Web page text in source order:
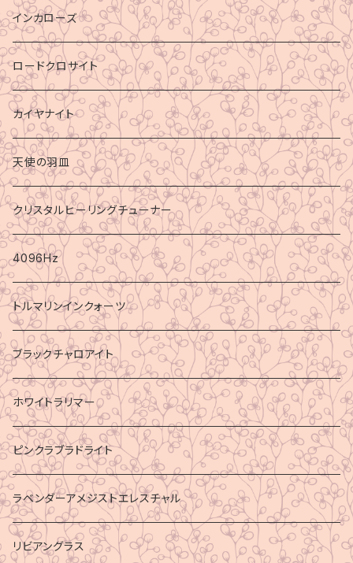
インカローズ
ロードクロサイト
カイヤナイト
天使の羽皿
クリスタルヒーリングチューナー
4096Hz
トルマリンインクォーツ
ブラックチャロアイト
ホワイトラリマー
ピンクラブラドライト
ラベンダーアメジストエレスチャル
リビアングラス